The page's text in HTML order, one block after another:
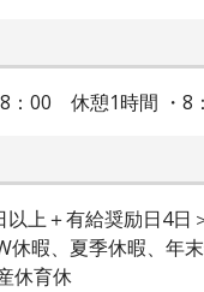
：00 休憩1時間 ・8
以上＋有給奨励日4
休暇、夏季休暇、
休育休